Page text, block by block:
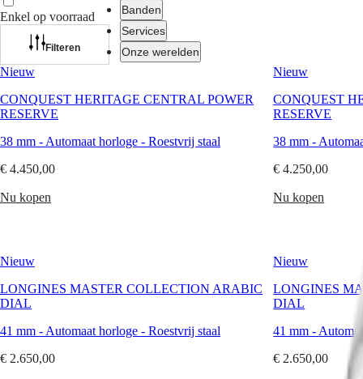
Banden
Services
Onze werelden
Horloges
Master
MASTER
LONGINES
MASTER
GMT
Conquest
Afrika
South
Africa
Het
Amerikaanse
continent
(
United
Azië-
Pacific
Enkel op voorraad
Filteren
Nieuw
CONQUEST HERITAGE CENTRAL POWER
RESERVE
38 mm - Automaat horloge - Roestvrij staal
€ 4.450,00
Nu kopen
Nieuw
CONQUEST
RESERVE
38 mm -
€ 4.250,00
Nu kopen
Nieuw
LONGINES MASTER COLLECTION ARABIC
DIAL
41 mm - Automaat horloge - Roestvrij staal
€ 2.650,00
Nieuw
LONGINES
DIAL
41 mm -
€ 2.650,00